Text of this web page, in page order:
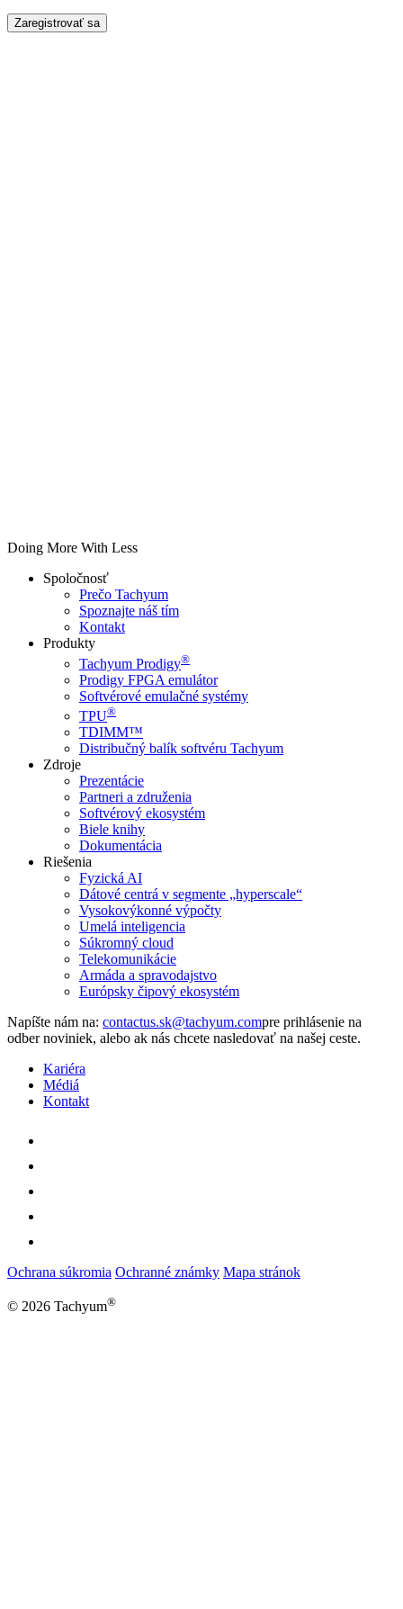
Zaregistrovať sa
Doing More With Less
Spoločnosť
Prečo Tachyum
Spoznajte náš tím
Kontakt
Produkty
Tachyum Prodigy®
Prodigy FPGA emulátor
Softvérové emulačné systémy
TPU®
TDIMM™
Distribučný balík softvéru Tachyum
Zdroje
Prezentácie
Partneri a združenia
Softvérový ekosystém
Biele knihy
Dokumentácia
Riešenia
Fyzická AI
Dátové centrá v segmente „hyperscale“
Vysokovýkonné výpočty
Umelá inteligencia
Súkromný cloud
Telekomunikácie
Armáda a spravodajstvo
Európsky čipový ekosystém
Napíšte nám na:
pre prihlásenie na
odber noviniek, alebo ak nás chcete nasledovať na našej ceste.
Kariéra
Médiá
Kontakt
Ochrana súkromia Ochranné známky Mapa stránok
© 2026 Tachyum®